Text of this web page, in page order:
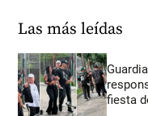
Las más leídas
fiesta